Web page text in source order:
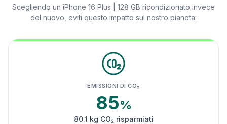
Scegliendo un iPhone 16 Plus | 128 GB ricondizionato invece
del nuovo, eviti questo impatto sul nostro pianeta:
EMISSIONI DI CO₂
85%
80.1 kg CO₂ risparmiati